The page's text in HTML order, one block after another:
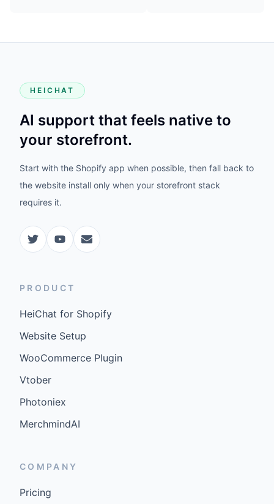
HEICHAT
AI support that feels native to
your storefront.
Start with the Shopify app when possible, then fall back to
the website install only when your storefront stack
requires it.
PRODUCT
HeiChat for Shopify
Website Setup
WooCommerce Plugin
Vtober
Photoniex
MerchmindAI
COMPANY
Pricing